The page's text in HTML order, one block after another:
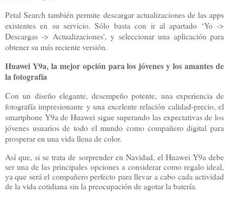
Petal Search también permite descargar actualizaciones de las apps
existentes en su servicio. Sólo basta con ir al apartado ‘Yo ->
Descargas -> Actualizaciones’, y seleccionar una aplicación para
obtener su más reciente versión.
Huawei Y9a, la mejor opción para los jóvenes y los amantes de
la fotografía
Con un diseño elegante, desempeño potente, una experiencia de
fotografía impresionante y una excelente relación calidad-precio, el
smartphone Y9a de Huawei sigue superando las expectativas de los
jóvenes usuarios de todo el mundo como compañero digital para
prosperar en una vida llena de color.
Así que, si se trata de sorprender en Navidad, el Huawei Y9a debe
ser una de las principales opciones a considerar como regalo ideal,
ya que será el compañero perfecto para llevar a cabo cada actividad
de la vida cotidiana sin la preocupación de agotar la batería.